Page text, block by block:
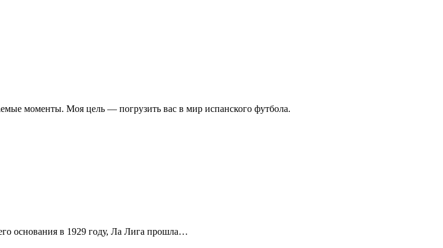
моменты. Моя цель — погрузить вас в мир испанского футбола.
основания в 1929 году, Ла Лига прошла…